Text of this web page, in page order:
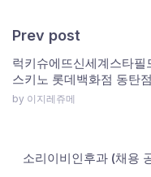
Prev post
럭키슈에뜨신세계스타
스키노 롯데백화점 동탄
by 이지레쥬메
소리이비인후과 (채용